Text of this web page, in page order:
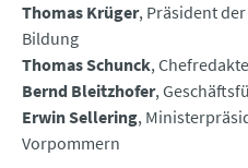
Thomas Krüger, Präsident
Bildung
Thomas Schunck,
Bernd Bleitzhofer,
Erwin Sellering,
Vorpommern